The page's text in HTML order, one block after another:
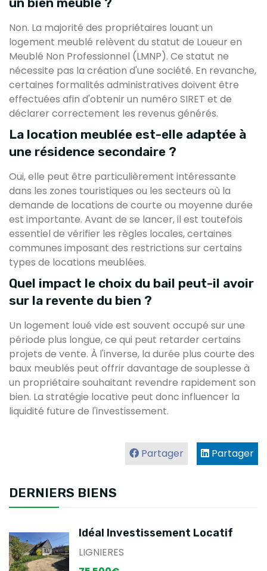
Non. La majorité des propriétaires louant un
logement meublé relèvent du statut de Loueur en
Meublé Non Professionnel (LMNP). Ce statut ne
nécessite pas la création d'une société. En revanche,
certaines formalités administratives doivent être
effectuées afin d'obtenir un numéro SIRET et de
déclarer correctement les revenus générés.
La location meublée est-elle adaptée à
une résidence secondaire ?
Oui, elle peut être particulièrement intéressante
dans les zones touristiques ou les secteurs où la
demande de locations de courte ou moyenne durée
est importante. Avant de se lancer, il est toutefois
essentiel de vérifier les règles locales, certaines
communes imposant des restrictions sur certains
types de locations meublées.
Quel impact le choix du bail peut-il avoir
sur la revente du bien ?
Un logement loué vide est souvent occupé sur une
période plus longue, ce qui peut retarder certains
projets de vente. À l'inverse, la durée plus courte des
baux meublés peut offrir davantage de souplesse à
un propriétaire souhaitant revendre rapidement son
bien. La stratégie locative peut donc influencer la
liquidité future de l'investissement.
Partager
Partager
DERNIERS BIENS
Idéal Investissement Locatif
LIGNIERES